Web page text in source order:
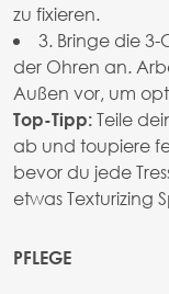
zu fixieren.
3. Bringe die 3-
der Ohren an.
Außen vor, um
Top-Tipp: Teile
ab und toupiere
bevor du jede
etwas Texturizing
PFLEGE